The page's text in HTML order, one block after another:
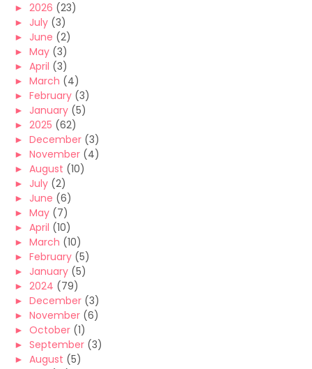
► 2026 (23)
► July (3)
► June (2)
► May (3)
► April (3)
► March (4)
► February (3)
► January (5)
► 2025 (62)
► December (3)
► November (4)
► August (10)
► July (2)
► June (6)
► May (7)
► April (10)
► March (10)
► February (5)
► January (5)
► 2024 (79)
► December (3)
► November (6)
► October (1)
► September (3)
► August (5)